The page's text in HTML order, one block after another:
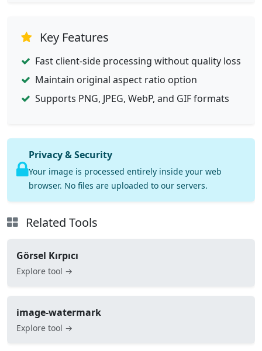
Key Features
Fast client-side processing without quality loss
Maintain original aspect ratio option
Supports PNG, JPEG, WebP, and GIF formats
Privacy & Security
Your image is processed entirely inside your web
browser. No files are uploaded to our servers.
Related Tools
Görsel Kırpıcı
Explore tool →
image-watermark
Explore tool →